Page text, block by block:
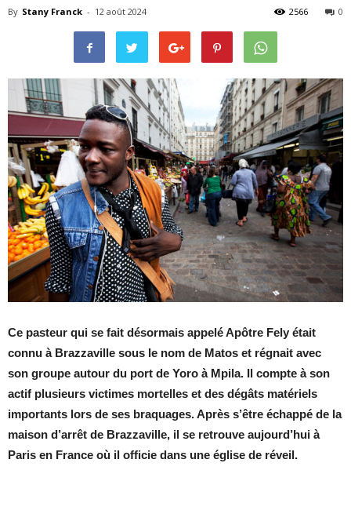
By Stany Franck - 12 août 2024 0
2566
Ce pasteur qui se fait désormais appelé Apôtre Fely était
connu à Brazzaville sous le nom de Matos et régnait avec
son groupe autour du port de Yoro à Mpila. Il compte à son
actif plusieurs victimes mortelles et des dégâts matériels
importants lors de ses braquages. Après s’être échappé de la
maison d’arrêt de Brazzaville, il se retrouve aujourd’hui à
Paris en France où il officie dans une église de réveil.